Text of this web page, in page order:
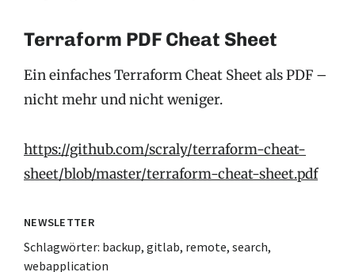
Terraform PDF Cheat Sheet
Ein einfaches Terraform Cheat Sheet als PDF –
nicht mehr und nicht weniger.
https://github.com/scraly/terraform-cheat-
sheet/blob/master/terraform-cheat-sheet.pdf
NEWSLETTER
Schlagwörter: backup, gitlab, remote, search,
webapplication